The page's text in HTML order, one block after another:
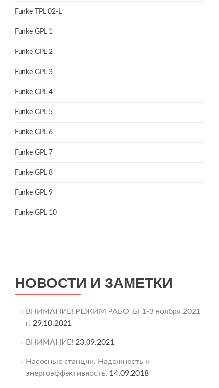
Funke TPL 02-L
Funke GPL 1
Funke GPL 2
Funke GPL 3
Funke GPL 4
Funke GPL 5
Funke GPL 6
Funke GPL 7
Funke GPL 8
Funke GPL 9
Funke GPL 10
НОВОСТИ И ЗАМЕТКИ
ВНИМАНИЕ! РЕЖИМ РАБОТЫ 1-3 ноября 2021
г. 29.10.2021
ВНИМАНИЕ! 23.09.2021
Насосные станции. Надежность и
энергоэффективность. 14.09.2018